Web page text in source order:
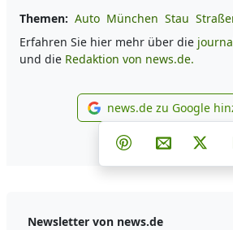
Themen: Auto München Stau
Erfahren Sie hier mehr über die
und die Redaktion von news.de.
news.de zu Google
Teilen aufTeilen
Teilen aufPer E-Mail
Newsletter von news.de